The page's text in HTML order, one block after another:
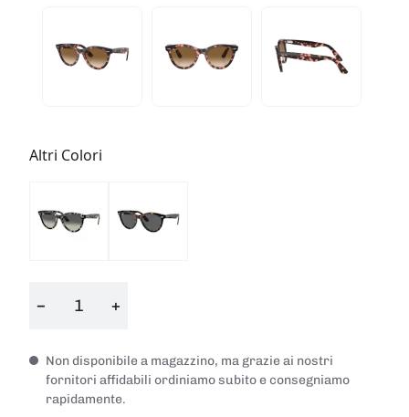
Altri Colori
− +
Non disponibile a magazzino, ma grazie ai nostri
fornitori affidabili ordiniamo subito e consegniamo
rapidamente.